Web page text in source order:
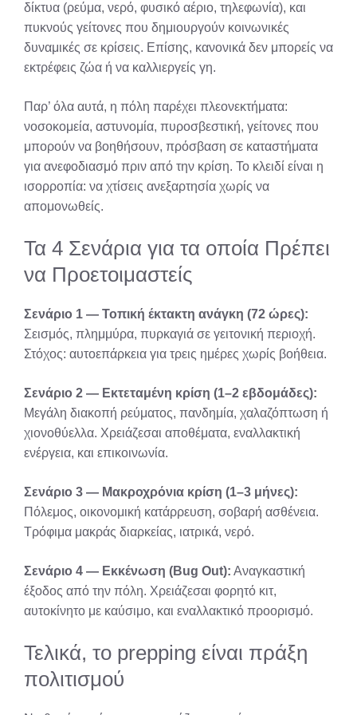
δίκτυα (ρεύμα, νερό, φυσικό αέριο, τηλεφωνία), και
πυκνούς γείτονες που δημιουργούν κοινωνικές
δυναμικές σε κρίσεις. Επίσης, κανονικά δεν μπορείς να
εκτρέφεις ζώα ή να καλλιεργείς γη.
Παρ’ όλα αυτά, η πόλη παρέχει πλεονεκτήματα:
νοσοκομεία, αστυνομία, πυροσβεστική, γείτονες που
μπορούν να βοηθήσουν, πρόσβαση σε καταστήματα
για ανεφοδιασμό πριν από την κρίση. Το κλειδί είναι η
ισορροπία: να χτίσεις ανεξαρτησία χωρίς να
απομονωθείς.
Τα 4 Σενάρια για τα οποία Πρέπει
να Προετοιμαστείς
Σενάριο 1 — Τοπική έκτακτη ανάγκη (72 ώρες):
Σεισμός, πλημμύρα, πυρκαγιά σε γειτονική περιοχή.
Στόχος: αυτοεπάρκεια για τρεις ημέρες χωρίς βοήθεια.
Σενάριο 2 — Εκτεταμένη κρίση (1–2 εβδομάδες):
Μεγάλη διακοπή ρεύματος, πανδημία, χαλαζόπτωση ή
χιονοθύελλα. Χρειάζεσαι αποθέματα, εναλλακτική
ενέργεια, και επικοινωνία.
Σενάριο 3 — Μακροχρόνια κρίση (1–3 μήνες):
Πόλεμος, οικονομική κατάρρευση, σοβαρή ασθένεια.
Τρόφιμα μακράς διαρκείας, ιατρικά, νερό.
Σενάριο 4 — Εκκένωση (Bug Out): Αναγκαστική
έξοδος από την πόλη. Χρειάζεσαι φορητό κιτ,
αυτοκίνητο με καύσιμο, και εναλλακτικό προορισμό.
Τελικά, το prepping είναι πράξη
πολιτισμού